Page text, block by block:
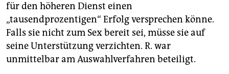
für den höheren Dienst einen
„tausendprozentigen“ Erfolg versprechen könne.
Falls sie nicht zum Sex bereit sei, müsse sie auf
seine Unterstützung verzichten. R. war
unmittelbar am Auswahlverfahren beteiligt.